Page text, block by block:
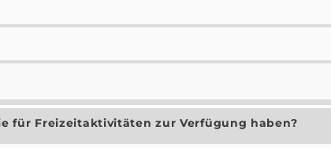
für Freizeitaktivitäten zur Verfügung haben?